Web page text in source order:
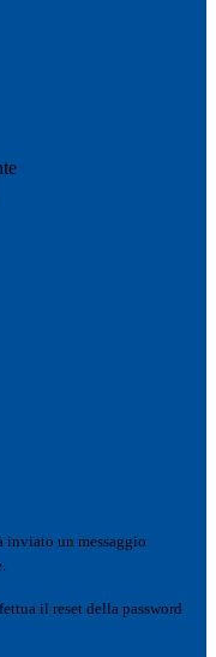
inviato un messaggio
il reset della password